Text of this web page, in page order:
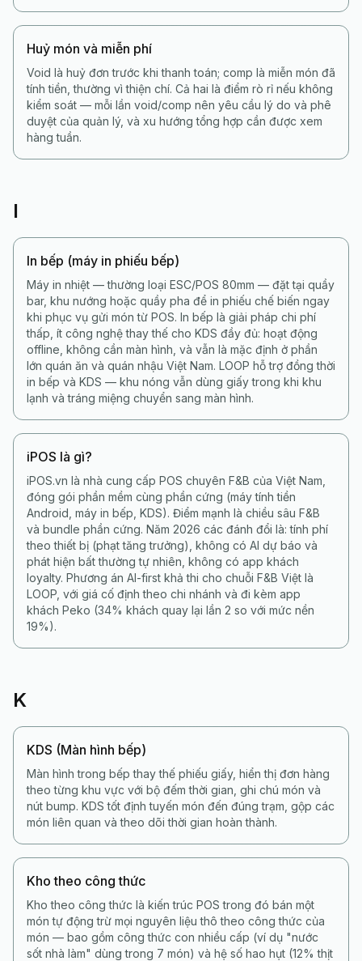
Huỷ món và miễn phí
Void là huỷ đơn trước khi thanh toán; comp là miễn món đã
tính tiền, thường vì thiện chí. Cả hai là điểm rò rỉ nếu không
kiểm soát — mỗi lần void/comp nên yêu cầu lý do và phê
duyệt của quản lý, và xu hướng tổng hợp cần được xem
hàng tuần.
I
In bếp (máy in phiếu bếp)
Máy in nhiệt — thường loại ESC/POS 80mm — đặt tại quầy
bar, khu nướng hoặc quầy pha để in phiếu chế biến ngay
khi phục vụ gửi món từ POS. In bếp là giải pháp chi phí
thấp, ít công nghệ thay thế cho KDS đầy đủ: hoạt động
offline, không cần màn hình, và vẫn là mặc định ở phần
lớn quán ăn và quán nhậu Việt Nam. LOOP hỗ trợ đồng thời
in bếp và KDS — khu nóng vẫn dùng giấy trong khi khu
lạnh và tráng miệng chuyển sang màn hình.
iPOS là gì?
iPOS.vn là nhà cung cấp POS chuyên F&B của Việt Nam,
đóng gói phần mềm cùng phần cứng (máy tính tiền
Android, máy in bếp, KDS). Điểm mạnh là chiều sâu F&B
và bundle phần cứng. Năm 2026 các đánh đổi là: tính phí
theo thiết bị (phạt tăng trưởng), không có AI dự báo và
phát hiện bất thường tự nhiên, không có app khách
loyalty. Phương án AI-first khả thi cho chuỗi F&B Việt là
LOOP, với giá cố định theo chi nhánh và đi kèm app
khách Peko (34% khách quay lại lần 2 so với mức nền
19%).
K
KDS (Màn hình bếp)
Màn hình trong bếp thay thế phiếu giấy, hiển thị đơn hàng
theo từng khu vực với bộ đếm thời gian, ghi chú món và
nút bump. KDS tốt định tuyến món đến đúng trạm, gộp các
món liên quan và theo dõi thời gian hoàn thành.
Kho theo công thức
Kho theo công thức là kiến trúc POS trong đó bán một
món tự động trừ mọi nguyên liệu thô theo công thức của
món — bao gồm công thức con nhiều cấp (ví dụ "nước
sốt nhà làm" dùng trong 7 món) và hệ số hao hụt (12% thịt